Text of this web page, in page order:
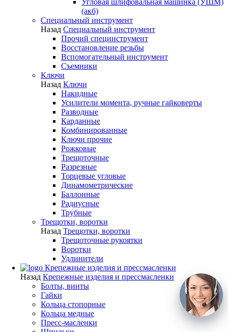
(акб)
Специальный инструмент
Назад Специальный инструмент
Прочий специнструмент
Восстановление резьбы
Вспомогательный инструмент
Съемники
Ключи
Назад Ключи
Накидные
Усилители момента, ручные гайковерты
Разводные
Карданные
Комбинированные
Ключи прочие
Рожковые
Трещоточные
Разрезные
Торцевые угловые
Динамометрические
Баллонные
Радиусные
Трубные
Трещотки, воротки
Назад Трещотки, воротки
Трещоточные рукоятки
Воротки
Удлинители
Крепежные изделия и прессмасленки
Назад Крепежные изделия и прессмасленки
Болты, винты
Гайки
Кольца стопорные
Кольца медные
Пресс-масленки